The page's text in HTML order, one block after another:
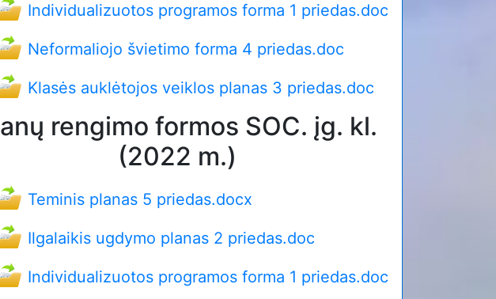
Individualizuotos programos forma 1 priedas.doc
Neformaliojo švietimo forma 4 priedas.doc
Klasės auklėtojos veiklos planas 3 priedas.doc
rengimo formos SOC. įg. kl.
(2022 m.)
Teminis planas 5 priedas.docx
Ilgalaikis ugdymo planas 2 priedas.doc
Individualizuotos programos forma 1 priedas.doc